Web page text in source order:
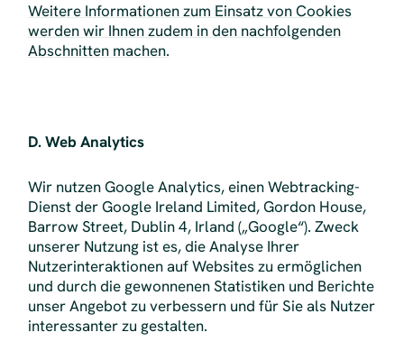
Weitere Informationen zum Einsatz von Cookies
werden wir Ihnen zudem in den nachfolgenden
Abschnitten machen.
D. Web Analytics
Wir nutzen Google Analytics, einen Webtracking-
Dienst der Google Ireland Limited, Gordon House,
Barrow Street, Dublin 4, Irland („Google“). Zweck
unserer Nutzung ist es, die Analyse Ihrer
Nutzerinteraktionen auf Websites zu ermöglichen
und durch die gewonnenen Statistiken und Berichte
unser Angebot zu verbessern und für Sie als Nutzer
interessanter zu gestalten.